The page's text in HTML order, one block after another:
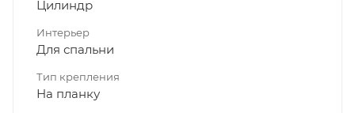
Цилиндр
Интерьер
Для спальни
Тип крепления
На планку